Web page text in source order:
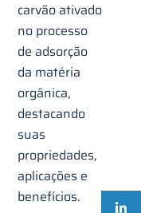
carvão ativado
no processo
de adsorção
da matéria
orgânica,
destacando
suas
propriedades,
aplicações e
benefícios.